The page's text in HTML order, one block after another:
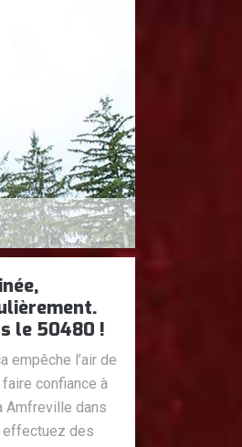
le 50480 !
empêche l’air de
confiance à
Amfreville dans
effectuez des